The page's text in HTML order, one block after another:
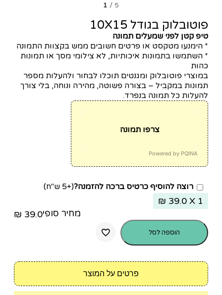
פוטובלוק בגודל 10X15
טיפ קטן לפני שמעלים תמונה
* הימנעו מטקסט או פרטים חשובים ממש בקצוות התמונה
* השתמשו בתמונות איכותיות, לא צילומי מסך או תמונות
כהות
במוצרי פוטובלוק ומגנטים תוכלו לבחור ולהעלות מספר
תמונות במקביל – בצורה פשוטה, מהירה ונוחה, בלי צורך
להעלות כל תמונה בנפרד.
Powered by PQINA
צרפו תמונה
רוצה להוסיף כרטיס ברכה להזמנה?(+5 ש"ח)
₪39.0 X 1
₪39.0מחיר סופי
הוספה לסל
פרטים על המוצר
1/